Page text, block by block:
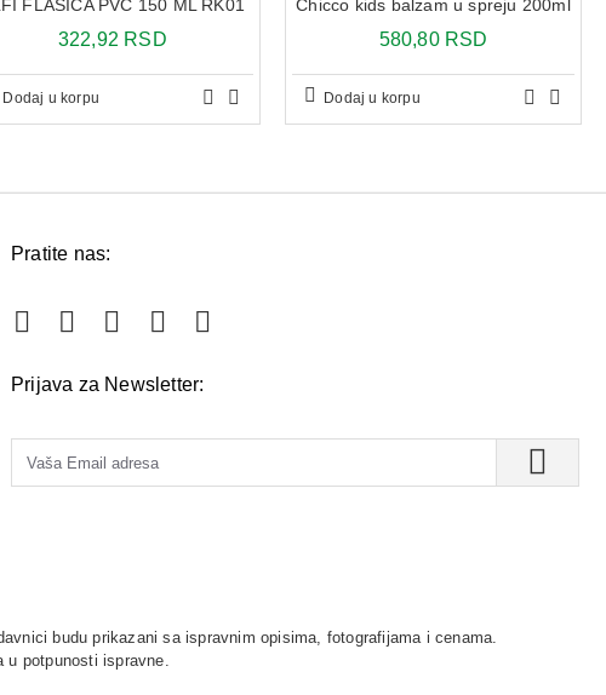
FLASICA PVC 150 ML RK01
322,92 RSD
Dodaj u korpu
Chicco kids balzam u spreju 200ml
580,80 RSD
Dodaj u korpu
Pratite nas:
Prijava za Newsletter:
budu prikazani sa ispravnim opisima, fotografijama i cenama.
u potpunosti ispravne.